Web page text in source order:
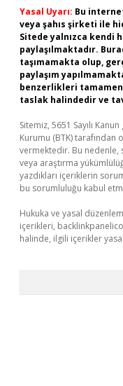
Yasal Uyarı: Bu
veya şahıs şirketi ile
Sitede yalnızca kendi
paylaşılmaktadır.
taşımamakta olup,
paylaşım
benzerlikleri
taslak halindedir ve
Sitemiz, 5651 Sayılı
Kurumu (BTK) tarafından
vermektedir. Bu
veya araştırma
yazdıkları içeriklerin
bu sorumluluğu kabul
Hukuka ve yasal
içerikleri,
halinde, ilgili içerikler